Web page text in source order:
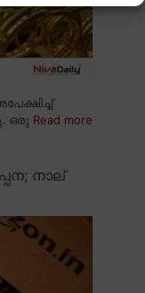
ഒരു Read more
നാല്